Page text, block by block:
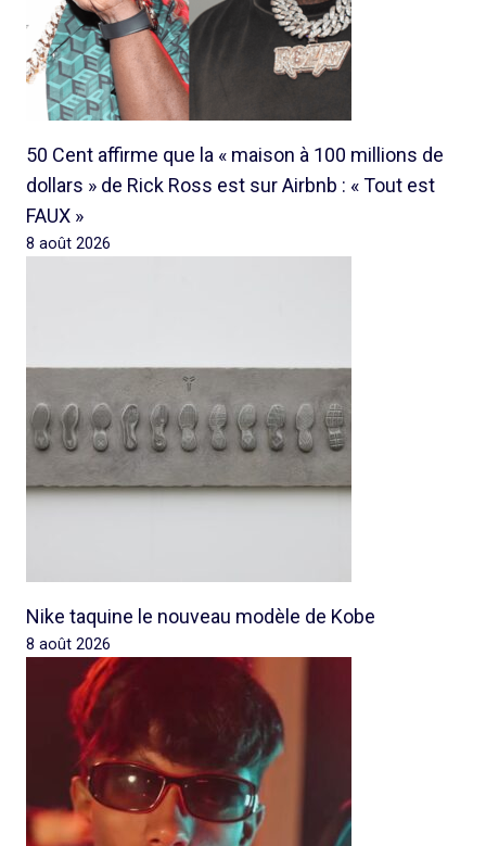
50 Cent affirme que la « maison à 100 millions de
dollars » de Rick Ross est sur Airbnb : « Tout est
FAUX »
8 août 2026
Nike taquine le nouveau modèle de Kobe
8 août 2026